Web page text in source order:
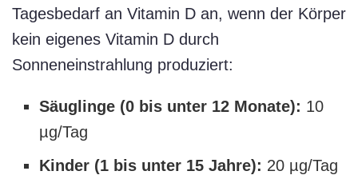
Tagesbedarf an Vitamin D an, wenn der Körper
kein eigenes Vitamin D durch
Sonneneinstrahlung produziert:
Säuglinge (0 bis unter 12 Monate): 10
µg/Tag
Kinder (1 bis unter 15 Jahre): 20 µg/Tag